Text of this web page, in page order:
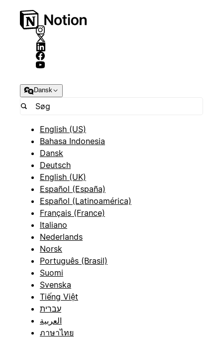
Dansk
English (US)
Bahasa Indonesia
Dansk
Deutsch
English (UK)
Español (España)
Español (Latinoamérica)
Français (France)
Italiano
Nederlands
Norsk
Português (Brasil)
Suomi
Svenska
Tiếng Việt
עברית
العربية
ภาษาไทย